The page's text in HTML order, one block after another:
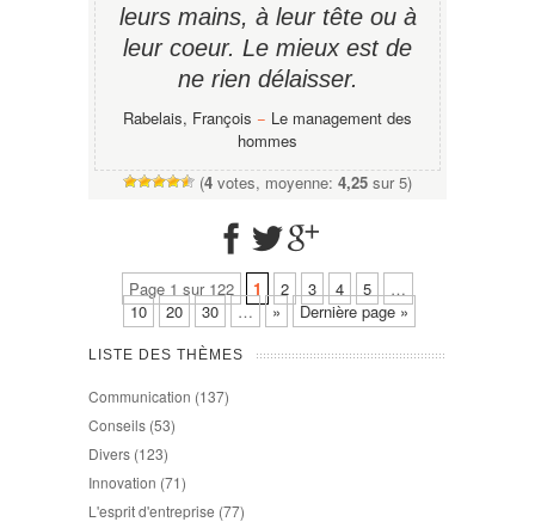
leurs mains, à leur tête ou à
leur coeur. Le mieux est de
ne rien délaisser.
Rabelais, François − Le management des
hommes
(4 votes, moyenne: 4,25 sur 5)
Page 1 sur 122 1 2 3 4 5
…
10
20 30 … » Dernière page »
LISTE DES THÈMES
Communication (137)
Conseils (53)
Divers (123)
Innovation (71)
L'esprit d'entreprise (77)